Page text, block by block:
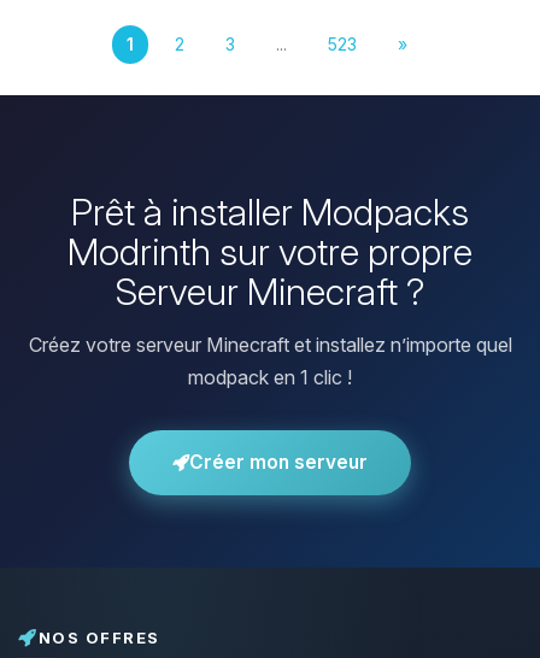
1 2 3 ... 523 »
Prêt à installer Modpacks
Modrinth sur votre propre
Serveur Minecraft ?
Créez votre serveur Minecraft et installez n’importe quel
modpack en 1 clic !
Créer mon serveur
NOS OFFRES